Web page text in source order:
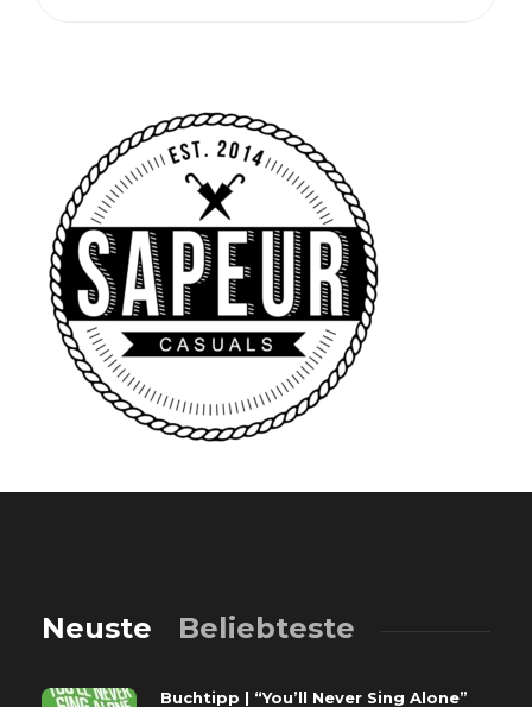
Neuste Beliebteste
Buchtipp | “You’ll Never Sing Alone”